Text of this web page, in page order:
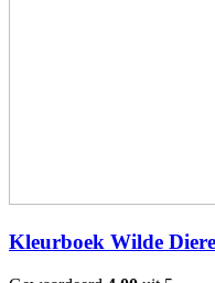
Kleurboek Wilde